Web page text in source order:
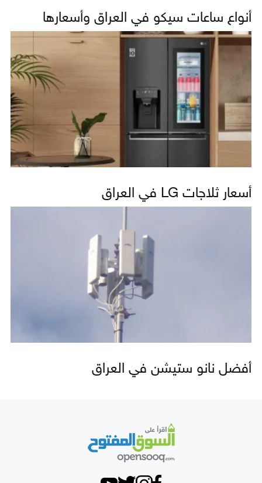
أنواع ساعات سيكو في العراق وأسعارها
أسعار ثلاجات LG في العراق
أفضل نانو ستيشن في العراق